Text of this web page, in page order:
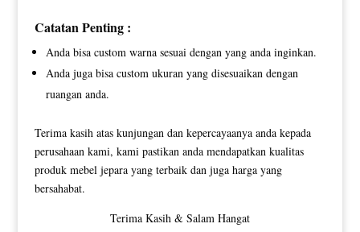
Catatan Penting :
Anda bisa custom warna sesuai dengan yang anda inginkan.
Anda juga bisa custom ukuran yang disesuaikan dengan
ruangan anda.
Terima kasih atas kunjungan dan kepercayaanya anda kepada
perusahaan kami, kami pastikan anda mendapatkan kualitas
produk mebel jepara yang terbaik dan juga harga yang
bersahabat.
Terima Kasih & Salam Hangat